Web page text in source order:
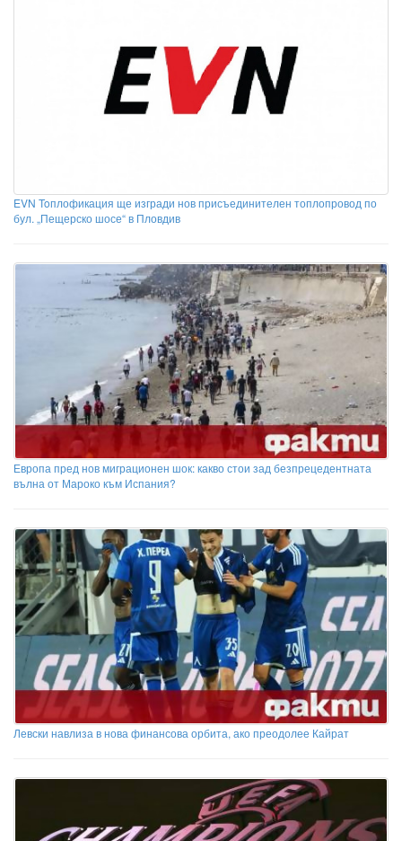
EVN Toплофикация ще изгради нов присъединителен топлопровод по
бул. „Пещерско шосе“ в Пловдив
Европа пред нов миграционен шок: какво стои зад безпрецедентната
вълна от Мароко към Испания?
Левски навлиза в нова финансова орбита, ако преодолее Кайрат